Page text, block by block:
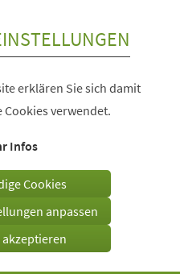
erklären Sie sich damit
Cookies verwendet.
Infos
Cookies
anpassen
akzeptieren